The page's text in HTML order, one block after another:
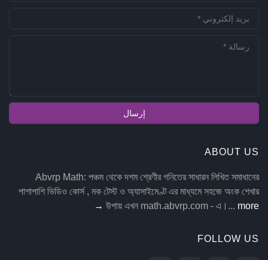
ABOUT US
Abvrp Math: পঞ্চম থেকে দশম শ্রেণীর গনিতের সাধারন লিখিত সমাধানের
পাশাপাশি ভিডিও কোর্স , মক টেস্ট ও অ্যাসাইমেণ্ট এর মাধ্যমে সহজে অংক শেখার
উপায় এখন math.abvrp.com - এ।... more →
FOLLOW US